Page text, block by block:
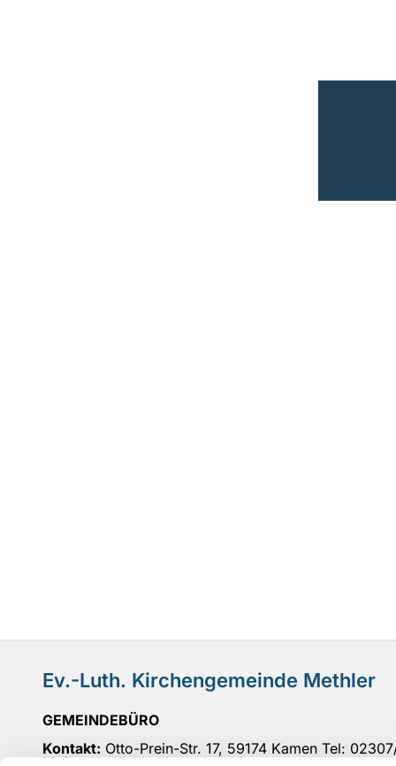
Ev.-Luth. Kirchengemeinde Methler
GEMEINDEBÜRO
Kontakt: Otto-Prein-Str. 17, 59174 Kamen Tel:
Mail: UN-KG-Methler@ekvw.de